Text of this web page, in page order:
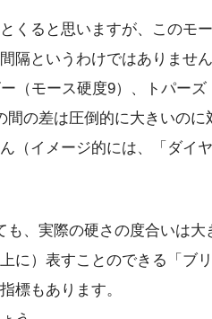
くると思いますが、このモ
隔というわけではありません
（モース硬度9）、トパーズ
の差は圧倒的に大きいのに
（イメージ的には、「ダイ
、実際の硬さの度合いは大
に）表すことのできる「ブ
標もあります。